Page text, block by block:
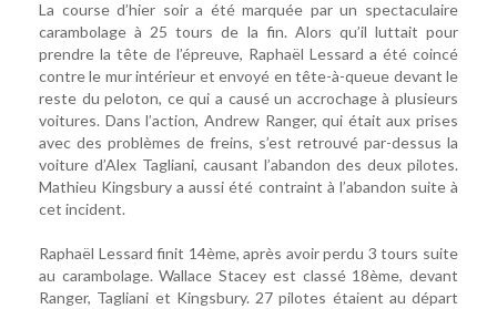
La course d’hier soir a été marquée par un spectaculaire
carambolage à 25 tours de la fin. Alors qu’il luttait pour
prendre la tête de l’épreuve, Raphaël Lessard a été coincé
contre le mur intérieur et envoyé en tête-à-queue devant le
reste du peloton, ce qui a causé un accrochage à plusieurs
voitures. Dans l’action, Andrew Ranger, qui était aux prises
avec des problèmes de freins, s’est retrouvé par-dessus la
voiture d’Alex Tagliani, causant l’abandon des deux pilotes.
Mathieu Kingsbury a aussi été contraint à l’abandon suite à
cet incident.
Raphaël Lessard finit 14ème, après avoir perdu 3 tours suite
au carambolage. Wallace Stacey est classé 18ème, devant
Ranger, Tagliani et Kingsbury. 27 pilotes étaient au départ